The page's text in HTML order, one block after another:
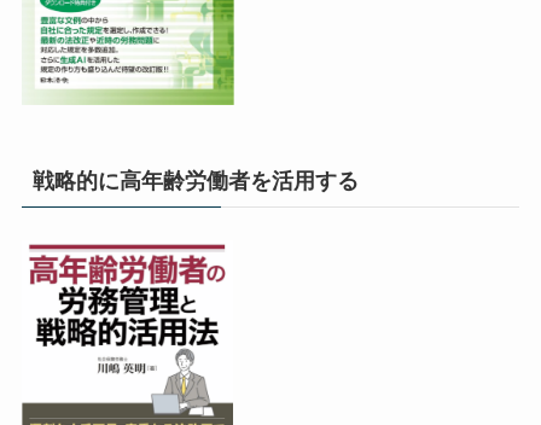
戦略的に高年齢労働者を活用する